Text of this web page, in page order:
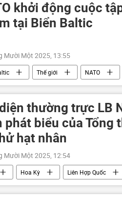
khởi động cuộc
tại Biển Baltic
Mười Một 2025, 13:55
Thế giới NATO
Chính trị Thụy Điển
thường trực LB
phát biểu của Tổng
hạt nhân
Mười Một 2025, 12:54
Hoa Kỳ Liên Hợp Quốc
Putin
Vasily Nebenzya